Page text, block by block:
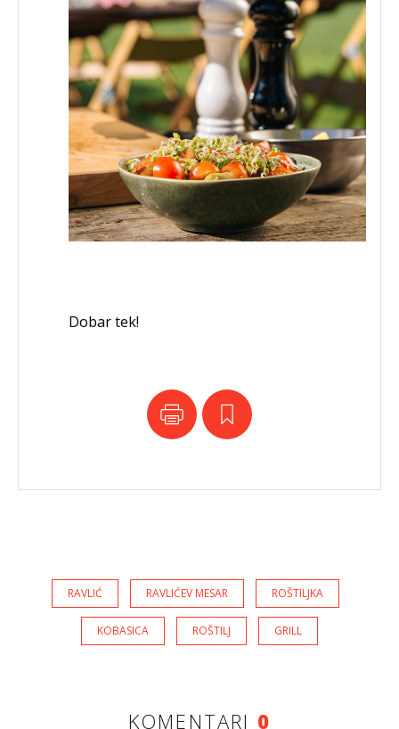
Dobar tek!
RAVLIĆ RAVLIĆEV MESAR ROŠTILJKA
KOBASICA ROŠTILJ GRILL
KOMENTARI 0